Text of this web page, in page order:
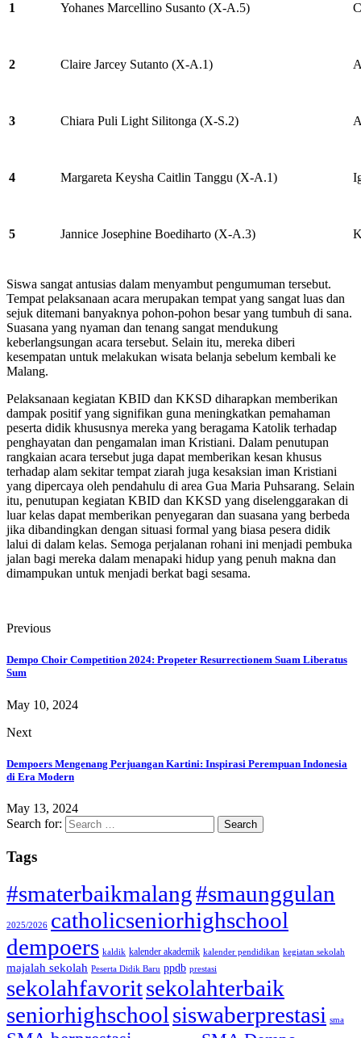
1 Yohanes Marcellino Susanto (X-A.5)
2 Claire Jarcey Sutanto (X-A.1)
3 Chiara Puli Light Silitonga (X-S.2)
4 Margareta Keysha Caitlin Tanggu (X-A.1)
5 Jannice Josephine Boediharto (X-A.3)
Siswa sangat antusias dalam menyambut pengumuman tersebut.
Tempat pelaksanaan acara merupakan tempat yang sangat luas dan
sejuk ditemani banyaknya pohon-pohon besar yang tumbuh di sana.
Suasana yang nyaman dan tenang sangat mendukung
keberlangsungan acara tersebut. Selain itu, mereka diberi
kesempatan untuk melakukan wisata belanja sebelum kembali ke
Malang.
Pelaksanaan kegiatan KBID dan KKSD diharapkan memberikan
dampak positif yang signifikan guna meningkatkan pemahaman
peserta didik khususnya mereka yang beragama Katolik terhadap
penghayatan dan pengamalan iman Kristiani. Dalam penutupan
rangkaian acara tersebut juga dapat memberikan kesan khusus
terhadap alam sekitar tempat ziarah juga kesaksian iman Kristiani
yang dipercaya oleh pendahulu di area Gua Maria Puhsarang. Selain
itu, penutupan kegiatan KBID dan KKSD yang diselenggarakan di
luar kelas dapat memberikan penyegaran dan suasana yang berbeda
jika dibandingkan dengan situasi formal yang biasa pesera didik
lalui di dalam kelas. Semoga perjalanan rohani ini menjadi pembuka
jalan bagi mereka dalam menapaki hidup yang penuh makna dan
dimampukan untuk menjadi berkat bagi sesama.
Previous
Dempo Choir Competition 2024: Propeter Resurrectionem Suam Liberatus
Sum
May 10, 2024
Next
Dempoers Mengenang Perjuangan Kartini: Inspirasi Perempuan Indonesia
di Era Modern
May 13, 2024
Search for:
Tags
#smaterbaikmalang#smaunggulan
2025/2026 catholicseniorhighschool
dempoers kaldik kalender akademik kalender pendidikan kegiatan sekolah
majalah sekolah Peserta Didik Baru ppdb prestasi
sekolahfavoritsekolahterbaik
seniorhighschool siswaberprestasi sma